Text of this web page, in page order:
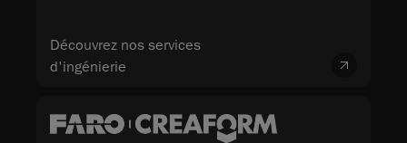
Découvrez nos services
d'ingénierie